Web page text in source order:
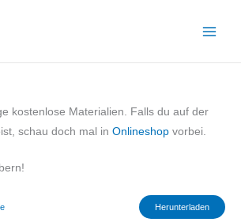
kostenlose Materialien. Falls du auf der
schau doch mal in Onlineshop vorbei.
Herunterladen